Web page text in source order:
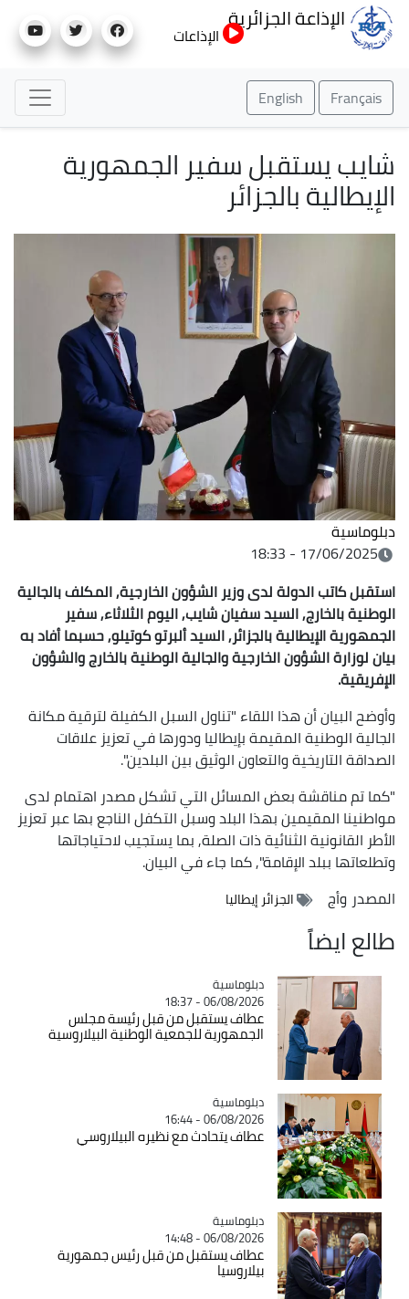
إلى
الإذاعة الجزائرية
الإذاعات
Français
English
شايب يستقبل سفير الجمهورية
الإيطالية بالجزائر
دبلوماسية
17/06/2025 - 18:33
استقبل كاتب الدولة لدى وزير الشؤون الخارجية, المكلف بالجالية
الوطنية بالخارج, السيد سفيان شايب, اليوم الثلاثاء, سفير
الجمهورية الإيطالية بالجزائر, السيد ألبرتو كوتيلو, حسبما أفاد به
بيان لوزارة الشؤون الخارجية والجالية الوطنية بالخارج والشؤون
الإفريقية.
وأوضح البيان أن هذا اللقاء "تناول السبل الكفيلة لترقية مكانة
الجالية الوطنية المقيمة بإيطاليا ودورها في تعزيز علاقات
الصداقة التاريخية والتعاون الوثيق بين البلدين".
"كما تم مناقشة بعض المسائل التي تشكل مصدر اهتمام لدى
مواطنينا المقيمين بهذا البلد وسبل التكفل الناجع بها عبر تعزيز
الأطر القانونية الثنائية ذات الصلة, بما يستجيب لاحتياجاتها
وتطلعاتها ببلد الإقامة", كما جاء في البيان.
المصدروأج الجزائر إيطاليا
طالع ايضاً
Catégorie
دبلوماسية
06/08/2026 - 18:37
عطاف يستقبل من قبل رئيسة مجلس
الجمهورية للجمعية الوطنية البيلاروسية
Catégorie
دبلوماسية
06/08/2026 - 16:44
عطاف يتحادث مع نظيره البيلاروسي
Catégorie
دبلوماسية
06/08/2026 - 14:48
عطاف يستقبل من قبل رئيس جمهورية
بيلاروسيا